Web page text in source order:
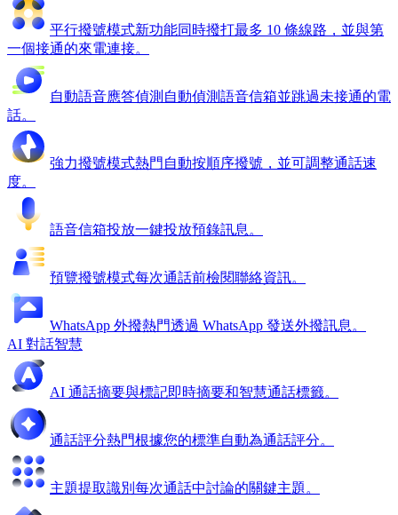
平行撥號模式新功能同時撥打最多 10 條線路，並與第
一個接通的來電連接。
自動語音應答偵測 自動偵測語音信箱並跳過未接通的電
話。
強力撥號模式熱門 自動按順序撥號，並可調整通話速
度。
語音信箱投放一鍵投放預錄訊息。
預覽撥號模式每次通話前檢閱聯絡資訊。
WhatsApp 外撥熱門透過 WhatsApp 發送外撥訊息。
AI 對話智慧
AI 通話摘要與標記即時摘要和智慧通話標籤。
通話評分熱門根據您的標準自動為通話評分。
主題提取識別每次通話中討論的關鍵主題。